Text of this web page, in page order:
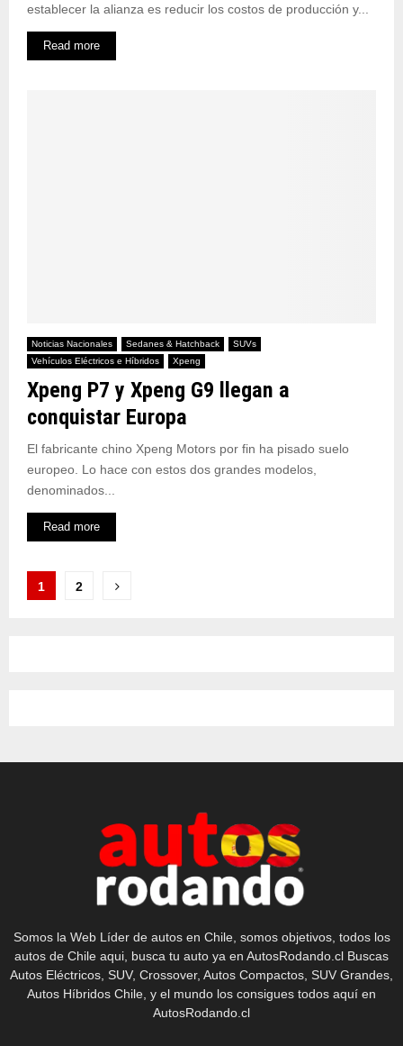
establecer la alianza es reducir los costos de producción y...
Read more
Noticias Nacionales Sedanes & Hatchback
SUVs
Vehículos Eléctricos e Híbridos
Xpeng
Xpeng P7 y Xpeng G9 llegan a
conquistar Europa
El fabricante chino Xpeng Motors por fin ha pisado suelo
europeo. Lo hace con estos dos grandes modelos,
denominados...
Read more
Paginación
1 2
Somos la Web Líder de autos en Chile, somos objetivos, todos los
autos de Chile aqui, busca tu auto ya en AutosRodando.cl Buscas
Autos Eléctricos, SUV, Crossover, Autos Compactos, SUV Grandes,
Autos Híbridos Chile, y el mundo los consigues todos aquí en
AutosRodando.cl